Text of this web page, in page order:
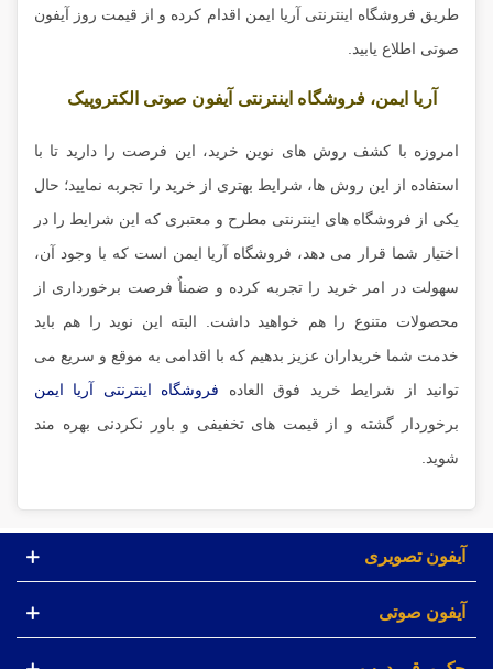
طریق فروشگاه اینترنتی آریا ایمن اقدام کرده و از قیمت روز آیفون
صوتی اطلاع یابید.
آریا ایمن، فروشگاه اینترنتی آیفون صوتی الکتروپیک
امروزه با کشف روش های نوین خرید، این فرصت را دارید تا با
استفاده از این روش ها، شرایط بهتری از خرید را تجربه نمایید؛ حال
یکی از فروشگاه های اینترنتی مطرح و معتبری که این شرایط را در
اختیار شما قرار می دهد، فروشگاه آریا ایمن است که با وجود آن،
سهولت در امر خرید را تجربه کرده و ضمناٌ فرصت برخورداری از
محصولات متنوع را هم خواهید داشت. البته این نوید را هم باید
خدمت شما خریداران عزیز بدهیم که با اقدامی به موقع و سریع می
توانید از شرایط خرید فوق العاده فروشگاه اینترنتی آریا ایمن
برخوردار گشته و از قیمت های تخفیفی و باور نکردنی بهره مند
شوید.
آیفون تصویری
آیفون صوتی